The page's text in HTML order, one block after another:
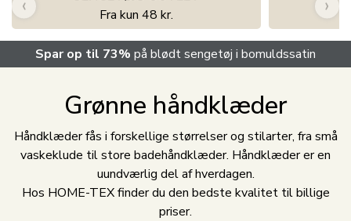
Fra kun 48 kr.
Spar op til 73% på blødt sengetøj i bomuldssatin
Grønne håndklæder
Håndklæder fås i forskellige størrelser og stilarter, fra små
vaskeklude til store badehåndklæder. Håndklæder er en
uundværlig del af hverdagen.
Hos HOME-TEX finder du den bedste kvalitet til billige
priser.